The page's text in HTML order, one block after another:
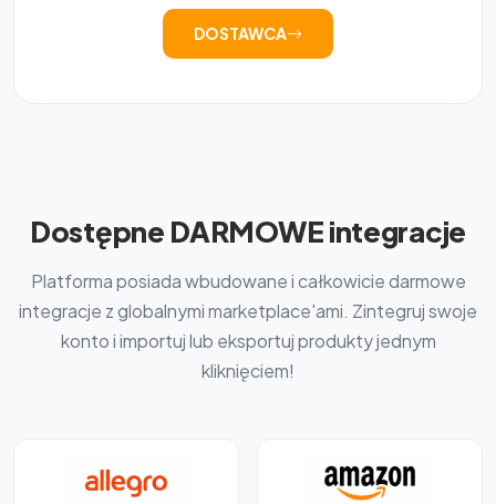
DOSTAWCA
Dostępne DARMOWE integracje
Platforma posiada wbudowane i całkowicie darmowe
integracje z globalnymi marketplace'ami. Zintegruj swoje
konto i importuj lub eksportuj produkty jednym
kliknięciem!